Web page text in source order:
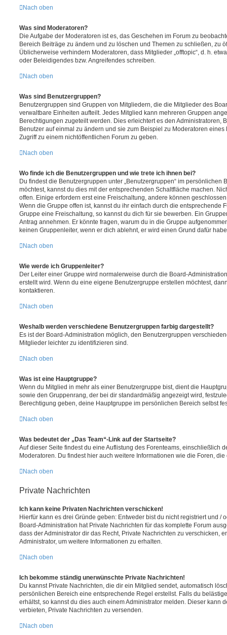
Nach oben
Was sind Moderatoren?
Die Aufgabe der Moderatoren ist es, das Geschehen im Forum zu
Bereich Beiträge zu ändern und zu löschen und Themen zu schließen, zu
Üblicherweise verhindern Moderatoren, dass Mitglieder „offtopic“, d. h.
oder Beleidigendes bzw. Angreifendes schreiben.
Nach oben
Was sind Benutzergruppen?
Benutzergruppen sind Gruppen von Mitgliedern, die die Mitglieder des
verwaltbare Einheiten aufteilt. Jedes Mitglied kann mehreren Gruppen
Berechtigungen zugeteilt werden. Dies erleichtert es den Administratoren,
Benutzer auf einmal zu ändern und sie zum Beispiel zu Moderatoren
Zugriff zu einem nichtöffentlichen Forum zu geben.
Nach oben
Wo finde ich die Benutzergruppen und wie trete ich ihnen bei?
Du findest die Benutzergruppen unter „Benutzergruppen“ im persönlichen
möchtest, kannst du dies mit der entsprechenden Schaltfläche machen.
offen. Einige erfordern erst eine Freischaltung, andere können
Wenn die Gruppe offen ist, kannst du ihr einfach durch die entsprechende
Gruppe eine Freischaltung, so kannst du dich für sie bewerben. Ein
Antrag annehmen. Er könnte fragen, warum du in die Gruppe
keinen Gruppenleiter, wenn er dich ablehnt, er wird einen Grund dafür
Nach oben
Wie werde ich Gruppenleiter?
Der Leiter einer Gruppe wird normalerweise durch die Board-
erstellt wird. Wenn du eine eigene Benutzergruppe erstellen möchtest,
kontaktieren.
Nach oben
Weshalb werden verschiedene Benutzergruppen farbig dargestellt?
Es ist der Board-Administration möglich, den Benutzergruppen
Mitglieder leichter zu identifizieren sind.
Nach oben
Was ist eine Hauptgruppe?
Wenn du Mitglied in mehr als einer Benutzergruppe bist, dient die
sowie den Gruppenrang, der bei dir standardmäßig angezeigt wird,
Berechtigung geben, deine Hauptgruppe im persönlichen Bereich selbst
Nach oben
Was bedeutet der „Das Team“-Link auf der Startseite?
Auf dieser Seite findest du eine Auflistung des Forenteams, einschließlich
Moderatoren. Du findest hier auch weitere Informationen wie die Foren,
Nach oben
Private Nachrichten
Ich kann keine Privaten Nachrichten verschicken!
Hierfür kann es drei Gründe geben: Entweder bist du nicht registriert und /
Board-Administration hat Private Nachrichten für das komplette Forum
dass der Administrator dir das Recht, Private Nachrichten zu verschicken,
Administrator, um weitere Informationen zu erhalten.
Nach oben
Ich bekomme ständig unerwünschte Private Nachrichten!
Du kannst Private Nachrichten, die dir ein Mitglied sendet, automatisch
persönlichen Bereich eine entsprechende Regel erstellst. Falls du
erhältst, so kannst du dies auch einem Administrator melden. Dieser kann
verbieten, Private Nachrichten zu versenden.
Nach oben